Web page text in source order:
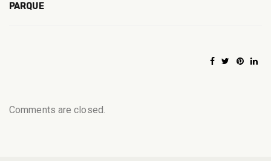
PARQUE
Comments are closed.